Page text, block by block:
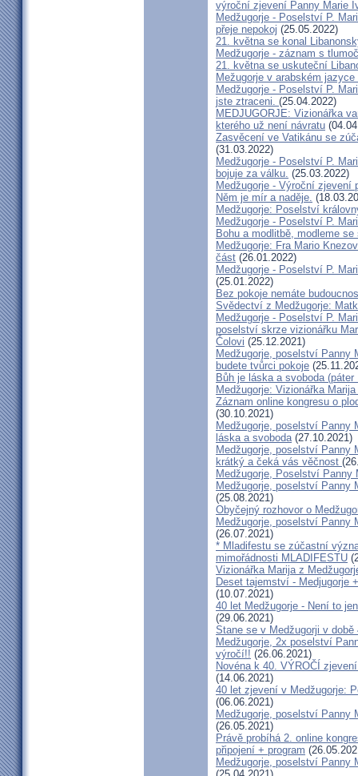
výroční zjevení Panny Marie
Medžugorje - Poselství P.
přeje nepokoj (25.05.2022)
21. května se konal
Medžugorje - záznam s
21. května se uskuteční
Mežugorje v arabském
Medžugorje - Poselství P.
jste ztraceni. (25.04.2022)
MEDJUGORJE: Vizionářka
kterého už není návratu
Zasvěcení ve Vatikánu se
(31.03.2022)
Medžugorje - Poselství P.
bojuje za válku. (25.03.2022)
Medžugorje - Výroční zjevení
Něm je mír a naděje.
Medžugorje: Poselství
Medžugorje - Poselství P.
Bohu a modlitbě, modleme se
Medžugorje: Fra Mario
část (26.01.2022)
Medžugorje - Poselství P.
(25.01.2022)
Bez pokoje nemáte
Svědectví z Medžugorje:
Medžugorje - Poselství P.
poselství skrze vizionářku
Čolovi (25.12.2021)
Medžugorje, poselství Panny
budete tvůrci pokoje
Bůh je láska a svoboda
Medžugorje: Vizionářka
Záznam online kongresu o
(30.10.2021)
Medžugorje, poselství Panny
láska a svoboda(27.10.2021)
Medžugorje, poselství Panny
krátký a čeká vás věčnost
Medžugorje, Poselství
Medžugorje, poselství Panny
(25.08.2021)
Obyčejný rozhovor o
Medžugorje, poselství Panny
(26.07.2021)
* Mladifestu se zúčastní
mimořádnosti MLADIFESTU
Vizionářka Marija z
Deset tajemství - Medjugorje
(10.07.2021)
40 let Medžugorje - Není to
(29.06.2021)
Stane se v Medžugorji v
Medžugorje, 2x poselství
výročí!! (26.06.2021)
Novéna k 40. VÝROČÍ
(14.06.2021)
40 let zjevení v Medžugorje:
(06.06.2021)
Medžugorje, poselství Panny
(26.05.2021)
Právě probíhá 2. online
připojení + program
Medžugorje, poselství Panny